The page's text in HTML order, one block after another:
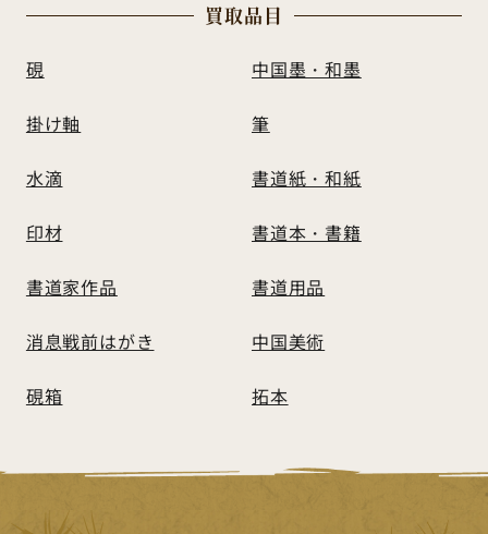
買取品 目
硯 中国墨・和墨
掛け軸 筆
水滴 書道紙・和紙
印材 書道本・書籍
書道家作品 書道用品
消息戦前はがき 中国美術
硯箱 拓本